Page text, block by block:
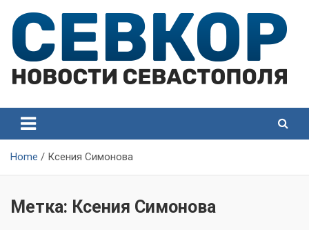
content
Севастополя
Севастополя
Home Ксения Симонова
Метка: Ксения Симонова